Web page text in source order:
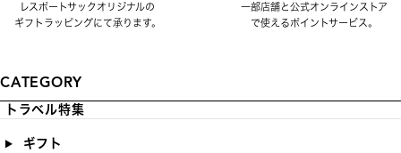
レスポートサックオリジナルの
ギフトラッピングにて承ります。
一部店舗と公式オンラインストア
で使えるポイントサービス。
CATEGORY
トラベル特集
ギフト